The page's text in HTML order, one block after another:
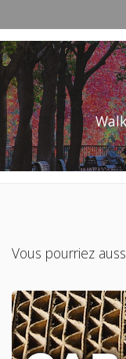
Vous pourriez